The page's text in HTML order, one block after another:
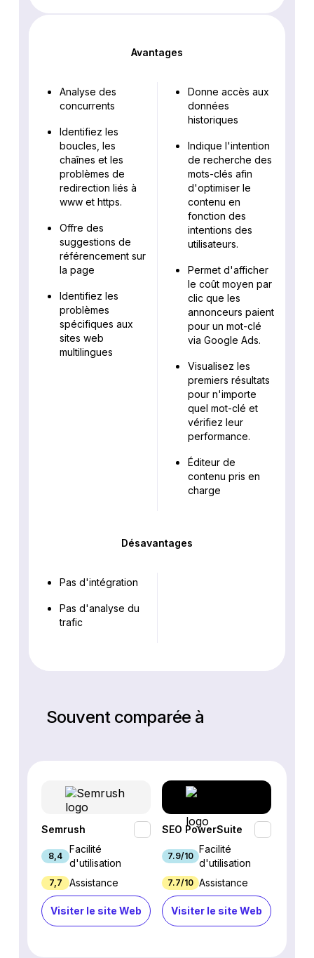
Avantages
Analyse des
concurrents
Identifiez les
boucles, les
chaînes et les
problèmes de
redirection liés à
www et https.
Offre des
suggestions de
référencement sur
la page
Identifiez les
problèmes
spécifiques aux
sites web
multilingues
Donne accès aux
données
historiques
Indique l'intention
de recherche des
mots-clés afin
d'optimiser le
contenu en
fonction des
intentions des
utilisateurs.
Permet d'afficher
le coût moyen par
clic que les
annonceurs paient
pour un mot-clé
via Google Ads.
Visualisez les
premiers résultats
pour n'importe
quel mot-clé et
vérifiez leur
performance.
Éditeur de
contenu pris en
charge
Désavantages
Pas d'intégration
Pas d'analyse du
trafic
Souvent comparée à
Semrush
8,4
Facilité
d'utilisation
7,7 Assistance
Visiter le site Web
SEO PowerSuite
7.9/10
Facilité
d'utilisation
7.7/10 Assistance
Visiter le site Web